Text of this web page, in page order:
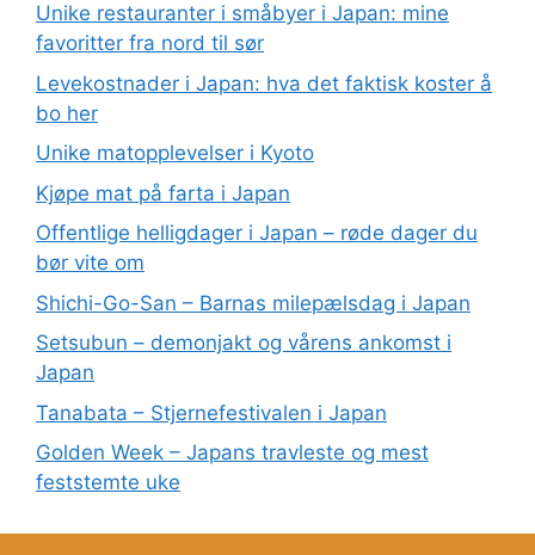
Unike restauranter i småbyer i Japan: mine
favoritter fra nord til sør
Levekostnader i Japan: hva det faktisk koster å
bo her
Unike matopplevelser i Kyoto
Kjøpe mat på farta i Japan
Offentlige helligdager i Japan – røde dager du
bør vite om
Shichi-Go-San – Barnas milepælsdag i Japan
Setsubun – demonjakt og vårens ankomst i
Japan
Tanabata – Stjernefestivalen i Japan
Golden Week – Japans travleste og mest
feststemte uke